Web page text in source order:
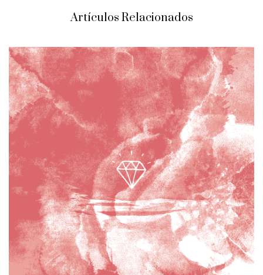
Artículos Relacionados